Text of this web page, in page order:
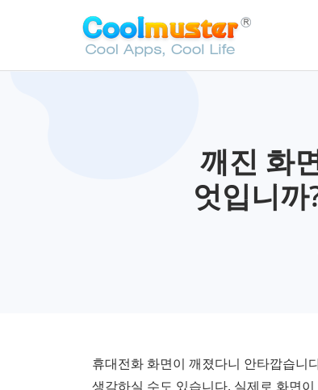
깨진 화
엇입니
휴대전화 화면이 깨졌다니 안타깝습
생각하실 수도 있습니다. 실제로 화면